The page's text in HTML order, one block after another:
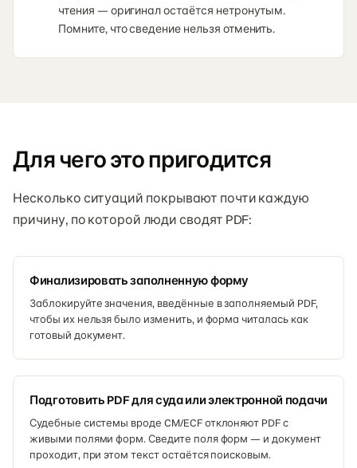
чтения — оригинал остаётся нетронутым.
Помните, что сведение нельзя отменить.
Для чего это пригодится
Несколько ситуаций покрывают почти каждую
причину, по которой люди сводят PDF:
Финализировать заполненную форму
Заблокируйте значения, введённые в заполняемый PDF,
чтобы их нельзя было изменить, и форма читалась как
готовый документ.
Подготовить PDF для суда или электронной подачи
Судебные системы вроде CM/ECF отклоняют PDF с
живыми полями форм. Сведите поля форм — и документ
проходит, при этом текст остаётся поисковым.